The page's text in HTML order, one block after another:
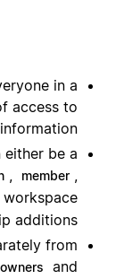
in a
access to
information.
either be a
, member ,
workspace
additions.
from
and